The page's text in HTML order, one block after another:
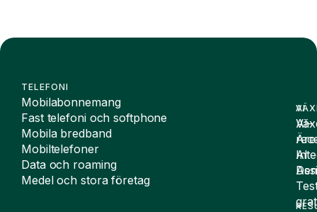
TELEFONI
Mobilabonnemang
Fast telefoni och softphone
Mobila bredband
Mobiltelefoner
Data och roaming
Medel och stora företag
AI
AI-
AI